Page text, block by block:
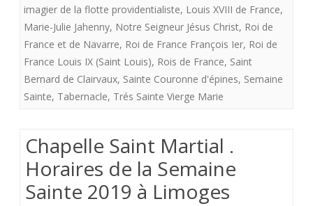
un
vaisseau
de
pierres
pour
la
plus
imagier de la flotte providentialiste, Louis XVIII de France,
Marie-Julie Jahenny, Notre Seigneur Jésus Christ, Roi de
France et de Navarre, Roi de France François Ier, Roi de
France Louis IX (Saint Louis), Rois de France, Saint
Bernard de Clairvaux, Sainte Couronne d'épines, Semaine
Sainte, Tabernacle, Trés Sainte Vierge Marie
Chapelle Saint Martial .
Horaires de la Semaine
Sainte 2019 à Limoges